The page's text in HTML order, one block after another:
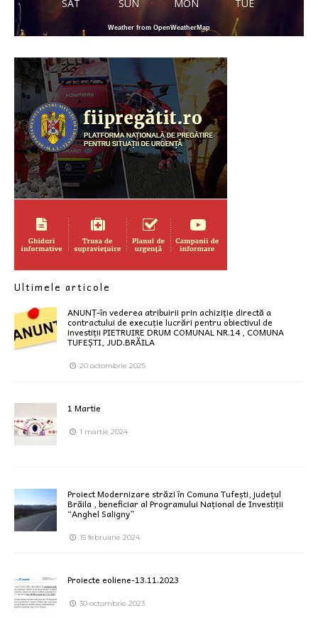
SAT SUN MON TUE
Weather from OpenWeatherMap
Ultimele articole
ANUNȚ-în vederea atribuirii prin achiziție directă a
contractului de execuție lucrări pentru obiectivul de
investiții PIETRUIRE DRUM COMUNAL NR.14 , COMUNA
TUFEȘTI, JUD.BRĂILA
20 octombrie 2025
1 Martie
1 martie 2024
Proiect Modernizare străzi în Comuna Tufești, județul
Brăila , beneficiar al Programului Național de Investiții
“Anghel Saligny”
15 februarie 2024
Proiecte eoliene-13.11.2023
30 octombrie 2023